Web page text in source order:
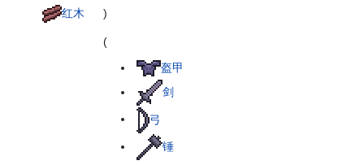
红木 )
(
盔甲
剑
弓
锤